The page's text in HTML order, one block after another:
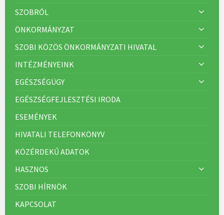
SZOBRÓL
ÖNKORMÁNYZAT
SZOBI KÖZÖS ÖNKORMÁNYZATI HIVATAL
INTÉZMÉNYEINK
EGÉSZSÉGÜGY
EGÉSZSÉGFEJLESZTÉSI IRODA
ESEMÉNYEK
HIVATALI TELEFONKÖNYV
KÖZÉRDEKŰ ADATOK
HASZNOS
SZOBI HÍRNÖK
KAPCSOLAT